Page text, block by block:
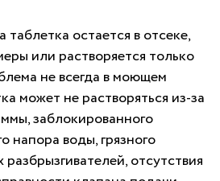
таблетка остается в отсеке,
или растворяется только
не всегда в моющем
может не растворяться из-за
заблокированного
напора воды, грязного
отсутствия